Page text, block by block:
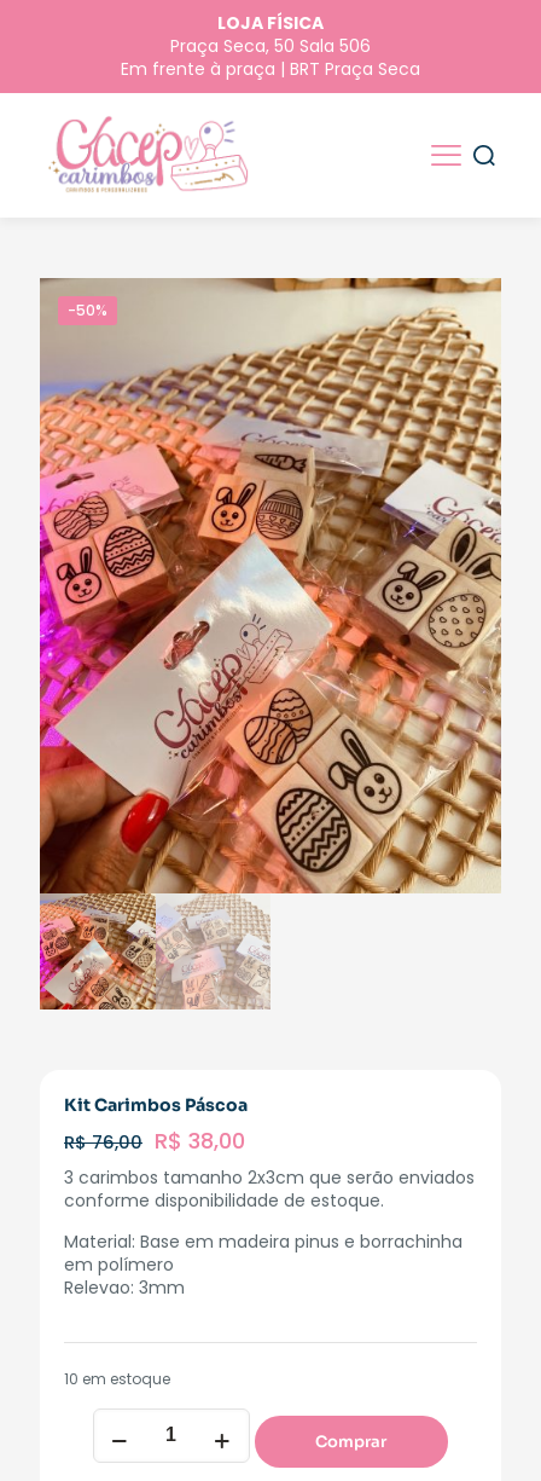
LOJA FÍSICA
Praça Seca, 50 Sala 506
Em frente à praça | BRT Praça Seca
-50%
Kit Carimbos Páscoa
R$76,00 R$ 38,00
3 carimbos tamanho 2x3cm que serão enviados
conforme disponibilidade de estoque.
Material: Base em madeira pinus e borrachinha
em polímero
Relevao: 3mm
10 em estoque
Comprar